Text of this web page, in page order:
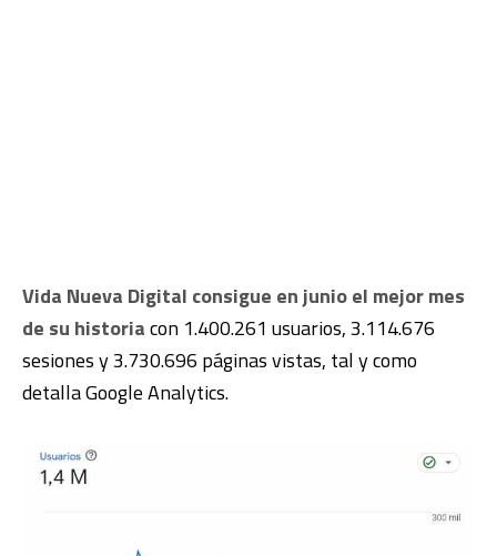
Vida Nueva Digital consigue en junio el mejor mes
de su historiacon 1.400.261 usuarios, 3.114.676
sesiones y 3.730.696 páginas vistas, tal y como
detalla Google Analytics.